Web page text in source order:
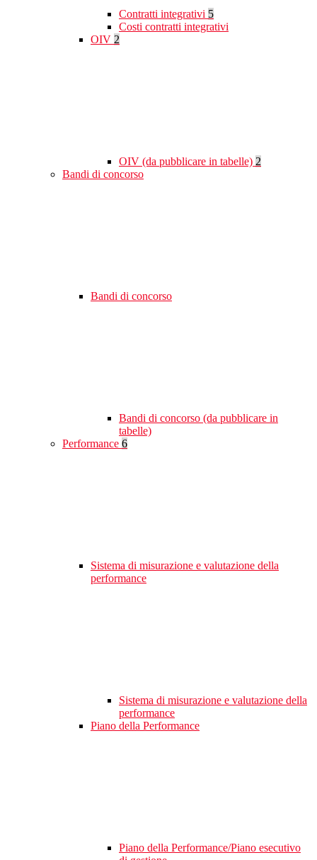
Contratti integrativi 5
Costi contratti integrativi
OIV 2
OIV (da pubblicare in tabelle) 2
Bandi di concorso
Bandi di concorso
Bandi di concorso (da pubblicare in
tabelle)
Performance 6
Sistema di misurazione e valutazione della
performance
Sistema di misurazione e valutazione della
performance
Piano della Performance
Piano della Performance/Piano esecutivo